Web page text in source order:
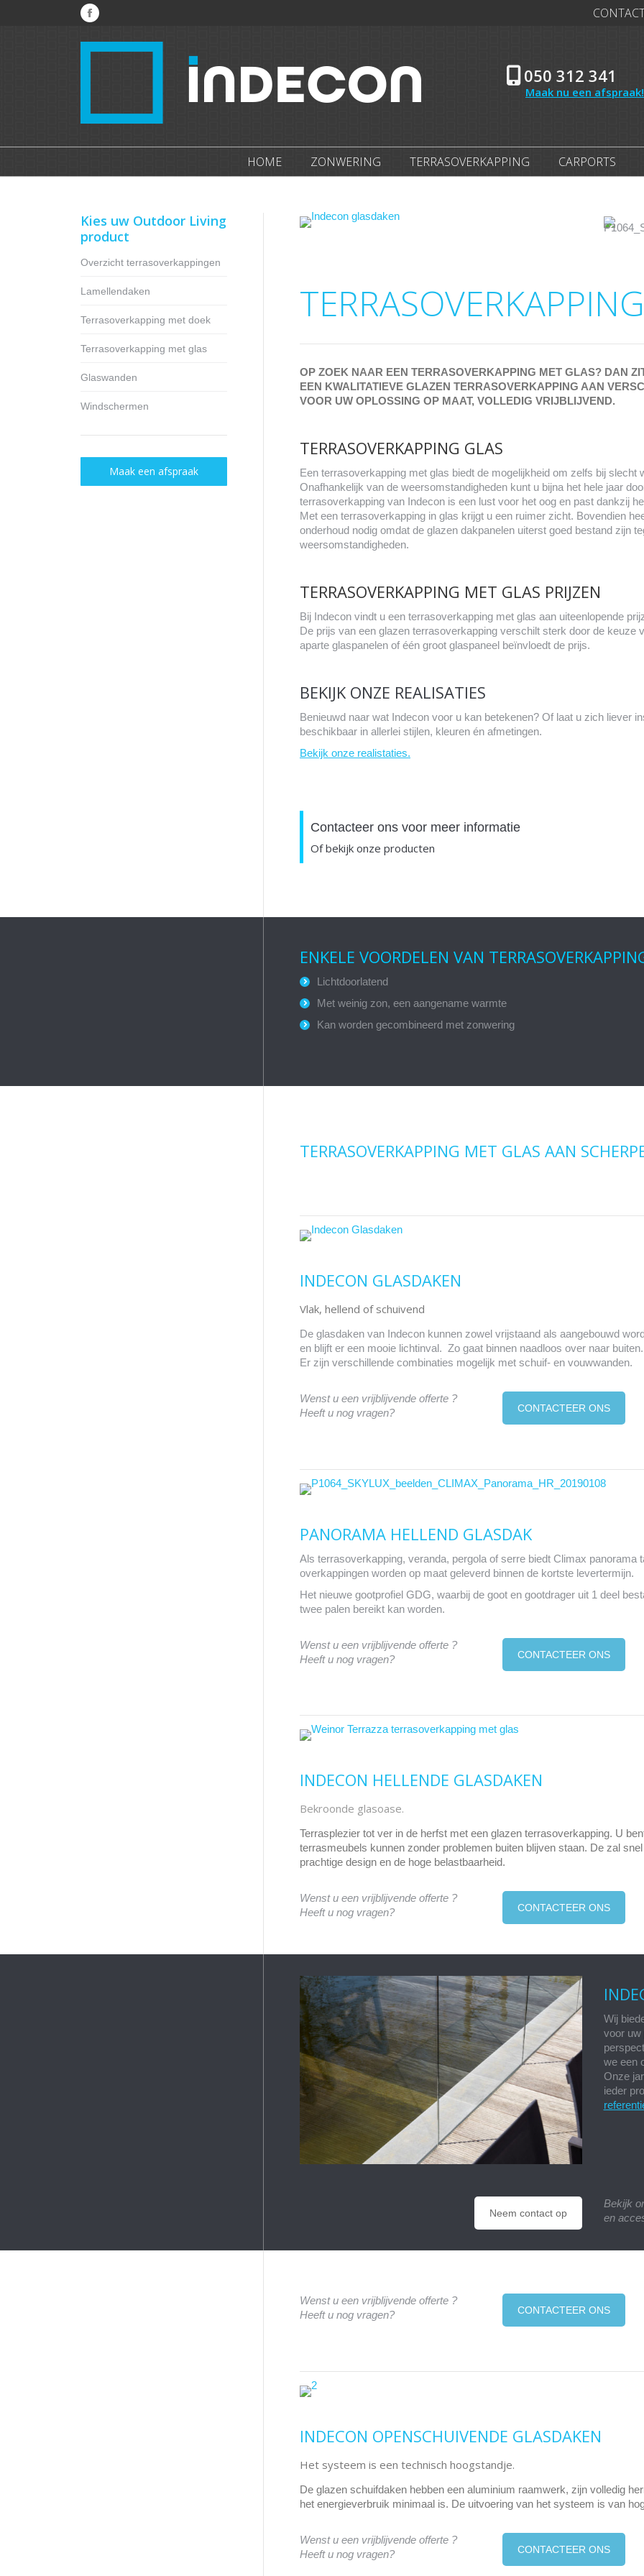
Facebook
page
window
050 312 341
Maak nu een afspraak!
HOME ZONWERING TERRASOVERKAPPING CARPORTS
OP ZOEK NAAR EEN TERRASOVERKAPPING MET GLAS? DAN
EEN KWALITATIEVE GLAZEN TERRASOVERKAPPING AAN
VOOR UW OPLOSSING OP MAAT, VOLLEDIG VRIJBLIJVEND.
TERRASOVERKAPPING GLAS
Een terrasoverkapping met glas biedt de mogelijkheid om zelfs bij slecht
Onafhankelijk van de weersomstandigheden kunt u bijna het hele jaar
terrasoverkapping van Indecon is een lust voor het oog en past dankzij
Met een terrasoverkapping in glas krijgt u een ruimer zicht. Bovendien
onderhoud nodig omdat de glazen dakpanelen uiterst goed bestand zijn
weersomstandigheden.
TERRASOVERKAPPING MET GLAS PRIJZEN
Bij Indecon vindt u een terrasoverkapping met glas aan uiteenlopende
De prijs van een glazen terrasoverkapping verschilt sterk door de keuze
aparte glaspanelen of één groot glaspaneel beïnvloedt de prijs.
BEKIJK ONZE REALISATIES
Benieuwd naar wat Indecon voor u kan betekenen? Of laat u zich liever
beschikbaar in allerlei stijlen, kleuren én afmetingen.
Bekijk onze realistaties.
Contacteer ons voor meer informatie
Of bekijk onze producten
ENKELE VOORDELEN VAN
Lichtdoorlatend
Met weinig zon, een aangename warmte
Kan worden gecombineerd met zonwering
TERRASOVERKAPPING MET GLAS AAN
INDECON GLASDAKEN
Vlak, hellend of schuivend
De glasdaken van Indecon kunnen zowel vrijstaand als aangebouwd
en blijft er een mooie lichtinval. Zo gaat binnen naadloos over naar buiten.
Er zijn verschillende combinaties mogelijk met schuif- en vouwwanden.
Wenst u een vrijblijvende offerte ?
Heeft u nog vragen?
CONTACTEER ONS
PANORAMA HELLEND GLASDAK
Als terrasoverkapping, veranda, pergola of serre biedt Climax panorama
overkappingen worden op maat geleverd binnen de kortste levertermijn.
Het nieuwe gootprofiel GDG, waarbij de goot en gootdrager uit 1 deel
twee palen bereikt kan worden.
Wenst u een vrijblijvende offerte ?
Heeft u nog vragen?
CONTACTEER ONS
INDECON HELLENDE GLASDAKEN
Bekroonde glasoase.
Terrasplezier tot ver in de herfst met een glazen terrasoverkapping. U
terrasmeubels kunnen zonder problemen buiten blijven staan. De zal
prachtige design en de hoge belastbaarheid.
Wenst u een vrijblijvende offerte ?
Heeft u nog vragen?
CONTACTEER ONS
Wij
voor uw
we een
Onze
ieder
Neem contact op
Bekijk
en
Wenst u een vrijblijvende offerte ?
Heeft u nog vragen?
CONTACTEER ONS
INDECON OPENSCHUIVENDE GLASDAKEN
Het systeem is een technisch hoogstandje.
De glazen schuifdaken hebben een aluminium raamwerk, zijn volledig
het energieverbruik minimaal is. De uitvoering van het systeem is van
Wenst u een vrijblijvende offerte ?
Heeft u nog vragen?
CONTACTEER ONS
Kies uw Outdoor Living
product
Overzicht terrasoverkappingen
Lamellendaken
Terrasoverkapping met doek
Terrasoverkapping met glas
Glaswanden
Windschermen
Maak een afspraak